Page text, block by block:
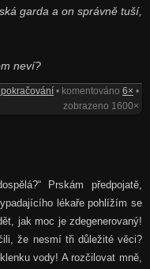
garda a on správně tuší,
neví?
pokračování • komentováno6× •
zobrazeno 1600×
Prskám předpojatě,
lékaře pohlížím se
jak moc je zdegenerovaný!
že nesmí tři důležité věci?
vody! A rozčilovat mně,